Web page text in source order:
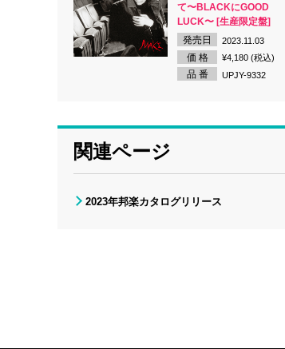
て〜BLACKにGOOD
LUCK〜 [生産限定盤]
発売日
2023.11.03
価 格 ¥4,180 (税込)
品 番 UPJY-9332
関連ページ
2023年邦楽カタログリリース